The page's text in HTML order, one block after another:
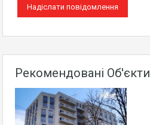
Рекомендовані Об'єкти